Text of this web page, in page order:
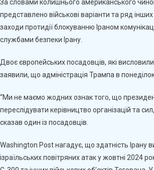
За словами колишнього американського
представлено військові варіанти та ряд
заходи протидії блокуванню Іраном
службами безпеки Ірану.
Двоє європейських посадовців, які
заявили, що адміністрація Трампа в
“Ми не маємо жодних ознак того, що
переслідувати керівництво організацій та
сказав один із посадовців.
Washington Post нагадує, що здатність Ірану
ізраїльських повітряних атак у жовтні 2024